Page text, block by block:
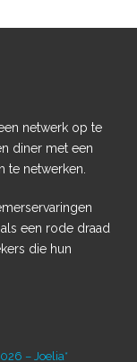
netwerk op te
diner met een
te netwerken.
een rode draad
die hun
– Joelia*